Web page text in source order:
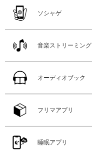
ソシャゲ
音楽ストリーミング
オーディオブック
フリマアプリ
睡眠アプリ